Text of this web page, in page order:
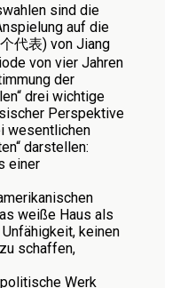
sind die
auf die
代表) von Jiang
von vier Jahren
der
drei wichtige
Perspektive
wesentlichen
darstellen:
einer
weiße Haus als
keinen
schaffen,
Werk